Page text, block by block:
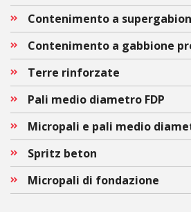
Contenimento a supergabion
Contenimento a gabbione
Terre rinforzate
Pali medio diametro FDP
Micropali e pali medio
Spritz beton
Micropali di fondazione